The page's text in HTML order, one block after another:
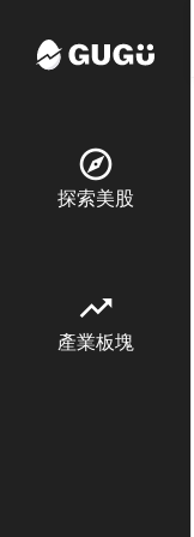
explore
探索美股
trending_up
產業板塊